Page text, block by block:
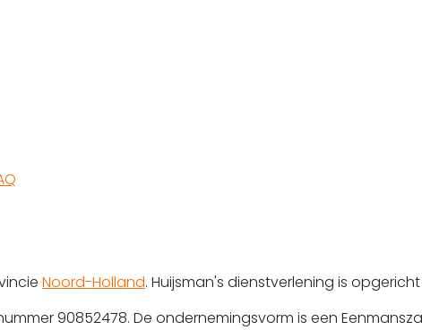
Noord-Holland. Huijsman's dienstverlening is
90852478. De ondernemingsvorm is een